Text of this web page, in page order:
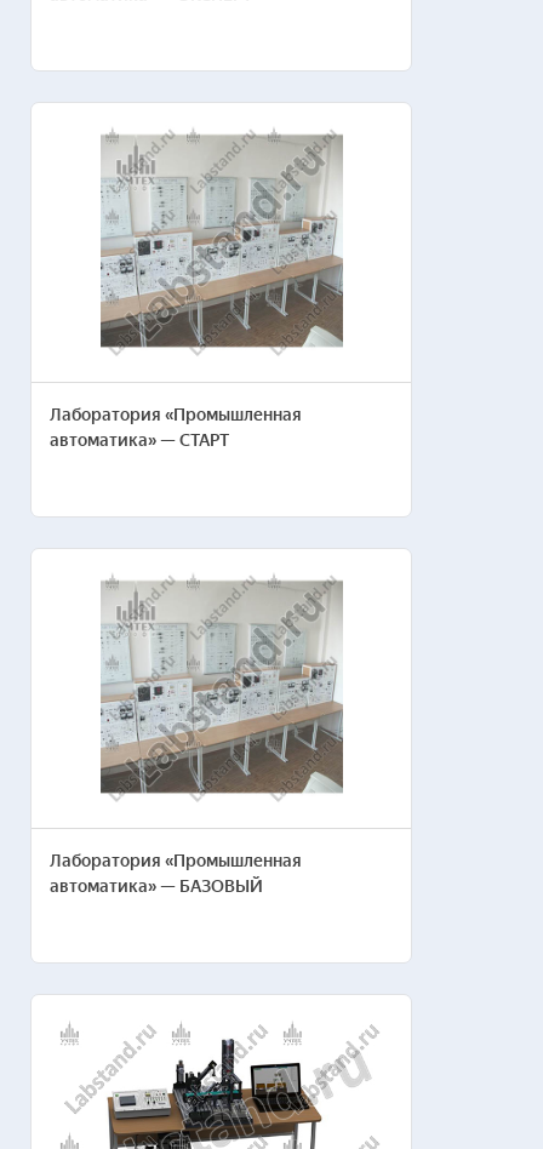
Лаборатория «Промышленная
автоматика» — СТАРТ
Лаборатория «Промышленная
автоматика» — БАЗОВЫЙ